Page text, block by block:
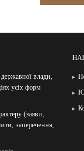
влади,
усіх форм
(заяви,
заперечення,